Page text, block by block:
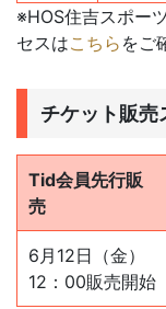
※HOS住吉スポー
セスはこちら をご
チケット販売
Tid会員先行販
売
6月12日（金）
12：00販売開始